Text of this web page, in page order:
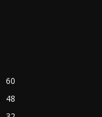
60
48